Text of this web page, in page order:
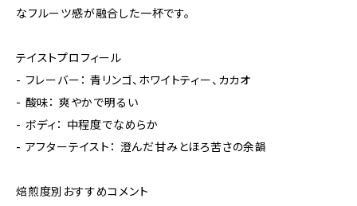
なフルーツ感が融合した一杯です。
テイストプロフィール
- フレーバー： 青リンゴ、ホワイトティー、カカオ
- 酸味： 爽やかで明るい
- ボディ： 中程度でなめらか
- アフターテイスト： 澄んだ甘みとほろ苦さの余韻
焙煎度別おすすめコメント